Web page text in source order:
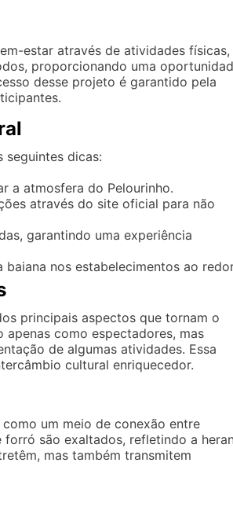
estar através de atividades físicas,
proporcionando uma
desse projeto é garantido pela
dicas:
a atmosfera do Pelourinho.
através do site oficial para não
garantindo uma experiência
nos estabelecimentos ao
principais aspectos que tornam o
como espectadores, mas
de algumas atividades. Essa
cultural enriquecedor.
um meio de conexão entre
forró são exaltados, refletindo a
mas também transmitem